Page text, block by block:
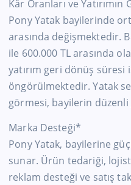
Kâr Oranları ve
Pony Yatak bayilerinde
arasında değişmektedir.
ile 600.000 TL arasında
yatırım geri dönüş süresi
öngörülmektedir. Yatak
görmesi, bayilerin
Marka Desteği*
Pony Yatak, bayilerine
sunar. Ürün tedariği,
reklam desteği ve satış